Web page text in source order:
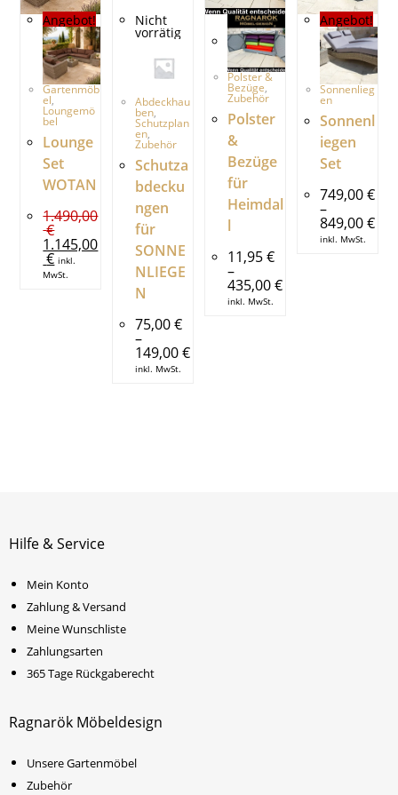
Angebot!
Gartenmöb
el,
Loungemö
bel
Lounge
Set
WOTAN
1.490,00
€
1.145,00
€ inkl.
MwSt.
Nicht
vorrätig
Abdeckhau
ben,
Schutzplan
en,
Zubehör
Schutza
bdecku
ngen
für
SONNE
NLIEGE
N
75,00€
–
149,00€
inkl. MwSt.
Polster &
Bezüge,
Zubehör
Polster
&
Bezüge
für
Heimdal
l
11,95€
–
435,00€
inkl. MwSt.
Angebot!
Sonnenlieg
en
Sonnenl
iegen
Set
749,00€
–
849,00€
inkl. MwSt.
Hilfe & Service
Mein Konto
Zahlung & Versand
Meine Wunschliste
Zahlungsarten
365 Tage Rückgaberecht
Ragnarök Möbeldesign
Unsere Gartenmöbel
Zubehör